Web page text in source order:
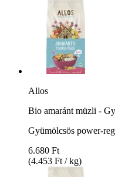
Allos
Bio amaránt müzli -
Gyümölcsös power-
6.680 Ft
(4.453 Ft / kg)